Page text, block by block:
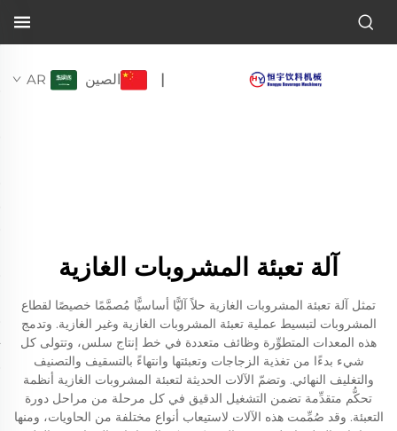
| الصين AR
آلة تعبئة المشروبات الغازية
تمثل آلة تعبئة المشروبات الغازية حلاً آليًّا أساسيًّا مُصمَّمًا خصيصًا لقطاع
المشروبات لتبسيط عملية تعبئة المشروبات الغازية وغير الغازية. وتدمج
هذه المعدات المتطوِّرة وظائف متعددة في خط إنتاج سلس، وتتولى كل
شيء بدءًا من تغذية الزجاجات وتعبئتها وانتهاءً بالتسقيف والتصنيف
والتغليف النهائي. وتضمّ الآلات الحديثة لتعبئة المشروبات الغازية أنظمة
تحكُّم متقدِّمة تضمن التشغيل الدقيق في كل مرحلة من مراحل دورة
التعبئة. وقد صُمِّمت هذه الآلات لاستيعاب أنواع مختلفة من الحاويات، ومنها